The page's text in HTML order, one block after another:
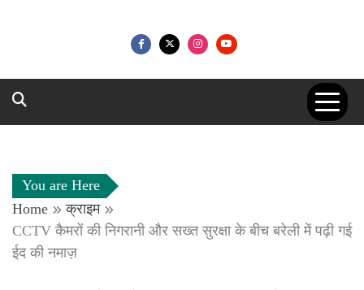
You are Here
Home
क्राइम
CCTV कैमरों की निगरानी और सख्त सुरक्षा के बीच बरेली में पढ़ी गई
ईद की नमाज़